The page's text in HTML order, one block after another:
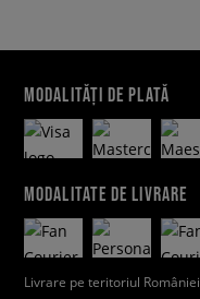
MODALITĂȚI DE PLATĂ
MODALITATE DE LIVRARE
Livrare pe teritoriul României